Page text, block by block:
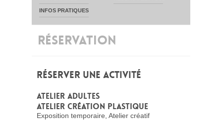
INFOS PRATIQUES
RÉSERVATION
RÉSERVER UNE ACTIVITÉ
ATELIER ADULTES
ATELIER CRÉATION PLASTIQUE
Exposition temporaire, Atelier créatif